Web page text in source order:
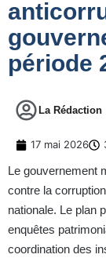
période
La Rédaction
17 mai 2026
Le gouvernement
contre la
nationale. Le plan
enquêtes
coordination des